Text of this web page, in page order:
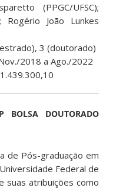
(PPGC/UFSC);
Rogério João Lunkes
3 (doutorado)
2018 a Ago./2022
BOLSA DOUTORADO
de Pós-graduação em
Federal de
suas atribuições como